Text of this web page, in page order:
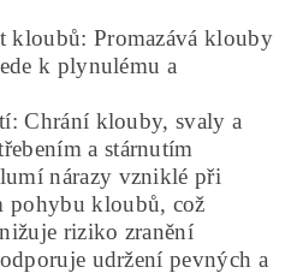
kloubů: Promazává klouby
k plynulému a
Chrání klouby, svaly a
a stárnutím
nárazy vzniklé při
pohybu kloubů, což
riziko zranění
udržení pevných a